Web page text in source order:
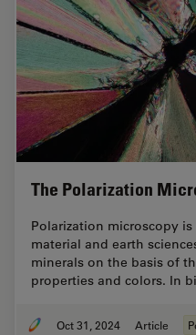
The Polarization
Polarization microscopy
material and earth
minerals on the basis of
properties and colors. In
Oct 31, 2024 Article